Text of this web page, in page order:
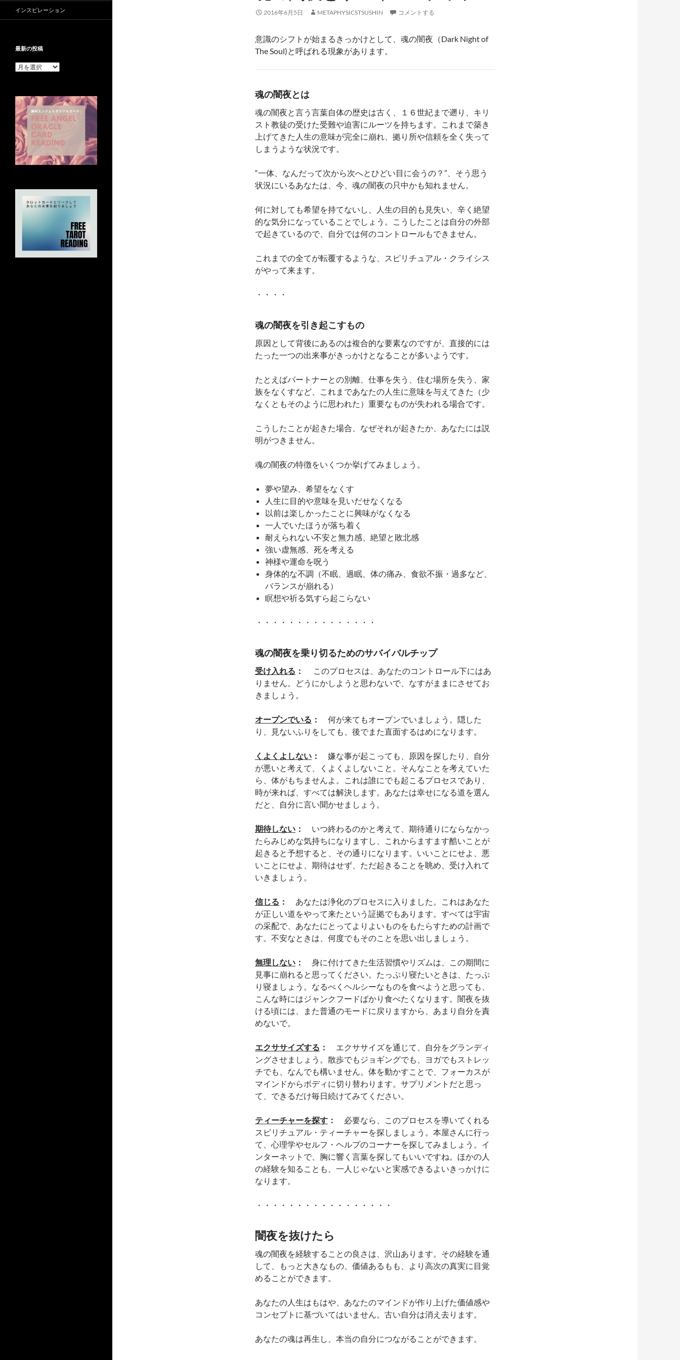
2016年6月5日 METAPHYSICSTSUSHIN コメントする
意識のシフトが始まるきっかけとして、魂の闇夜（Dark Night of
The Soul)と呼ばれる現象があります。
魂の闇夜とは
魂の闇夜と言う言葉自体の歴史は古く、１６世紀まで遡り、キリ
スト教徒の受けた受難や迫害にルーツを持ちます。これまで築き
上げてきた人生の意味が完全に崩れ、拠り所や信頼を全く失って
しまうような状況です。
“一体、なんだって次から次へとひどい目に会うの？”、そう思う
状況にいるあなたは、今、魂の闇夜の只中かも知れません。
何に対しても希望を持てないし、人生の目的も見失い、辛く絶望
的な気分になっていることでしょう。こうしたことは自分の外部
で起きているので、自分では何のコントロールもできません。
これまでの全てが転覆するような、スピリチュアル・クライシス
がやって来ます。
・・・・
魂の闇夜を引き起こすもの
原因として背後にあるのは複合的な要素なのですが、直接的には
たった一つの出来事がきっかけとなることが多いようです。
たとえばパートナーとの別離、仕事を失う、住む場所を失う、家
族をなくすなど、これまであなたの人生に意味を与えてきた（少
なくともそのように思われた）重要なものが失われる場合です。
こうしたことが起きた場合、なぜそれが起きたか、あなたには説
明がつきません。
魂の闇夜の特徴をいくつか挙げてみましょう。
夢や望み、希望をなくす
人生に目的や意味を見いだせなくなる
以前は楽しかったことに興味がなくなる
一人でいたほうが落ち着く
耐えられない不安と無力感、絶望と敗北感
強い虚無感、死を考える
神様や運命を呪う
身体的な不調（不眠、過眠、体の痛み、食欲不振・過多など、
バランスが崩れる）
瞑想や祈る気すら起こらない
・・・・・・・・・・・・・・・
魂の闇夜を乗り切るためのサバイバルチップ
受け入れる ：
このプロセスは、あなたのコントロール下にはあ
りません。どうにかしようと思わないで、なすがままにさせてお
きましょう。
オープンでいる ： 何が来てもオープンでいましょう。隠した
り、見ないふりをしても、後でまた直面するはめになります。
くよくよしない ： 嫌な事が起こっても、原因を探したり、自分
が悪いと考えて、くよくよしないこと。そんなことを考えていた
ら、体がもちませんよ。これは誰にでも起こるプロセスであり、
時が来れば、すべては解決します。あなたは幸せになる道を選ん
だと、自分に言い聞かせましょう。
期待しない ： いつ終わるのかと考えて、期待通りにならなかっ
たらみじめな気持ちになりますし、これからますます酷いことが
起きると予想すると、その通りになります。いいことにせよ、悪
いことにせよ、期待はせず、ただ起きることを眺め、受け入れて
いきましょう。
信じる ： あなたは浄化のプロセスに入りました。これはあなた
が正しい道をやって来たという証拠でもあります。すべては宇宙
の采配で、あなたにとってよりよいものをもたらすための計画で
す。不安なときは、何度でもそのことを思い出しましょう。
無理しない ： 身に付けてきた生活習慣やリズムは、この期間に
見事に崩れると思ってください。たっぷり寝たいときは、たっぷ
り寝ましょう。なるべくヘルシーなものを食べようと思っても、
こんな時にはジャンクフードばかり食べたくなります。闇夜を抜
ける頃には、また普通のモードに戻りますから、あまり自分を責
めないで。
エクササイズする ： エクササイズを通じて、自分をグランディ
ングさせましょう。散歩でもジョギングでも、ヨガでもストレッ
チでも、なんでも構いません。体を動かすことで、フォーカスが
マインドからボディに切り替わります。サプリメントだと思っ
て、できるだけ毎日続けてみてください。
ティーチャーを探す ： 必要なら、このプロセスを導いてくれる
スピリチュアル・ティーチャーを探しましょう。本屋さんに行っ
て、心理学やセルフ・ヘルプのコーナーを探してみましょう。イ
ンターネットで、胸に響く言葉を探してもいいですね。ほかの人
の経験を知ることも、一人じゃないと実感できるよいきっかけに
なります。
・・・・・・・・・・・・・・・・・
闇夜を抜けたら
魂の闇夜を経験することの良さは、沢山あります。その経験を通
して、もっと大きなもの、価値あるもも、より高次の真実に目覚
めることができます。
あなたの人生はもはや、あなたのマインドが作り上げた価値感や
コンセプトに基づいてはいません。古い自分は消え去ります。
あなたの魂は再生し、本当の自分につながることができます。
インスピレーション
最新の投稿
最
稿